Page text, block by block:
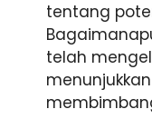
tentang
telah